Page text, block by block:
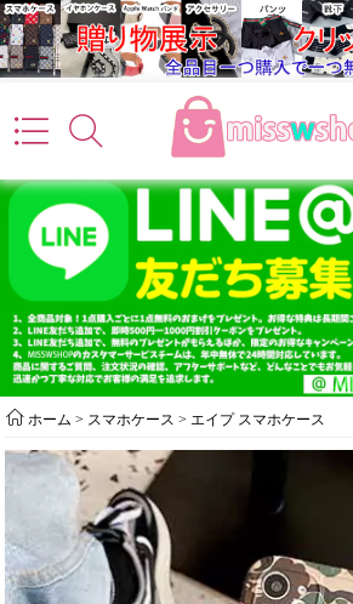
ホーム > スマホケース > エイプ スマホケース